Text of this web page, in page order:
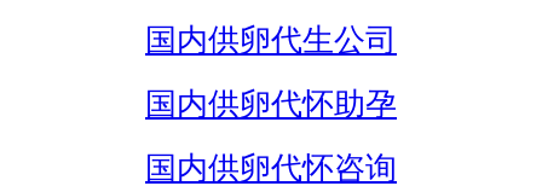
国内供卵代生公司
国内供卵代怀助孕
国内供卵代怀咨询